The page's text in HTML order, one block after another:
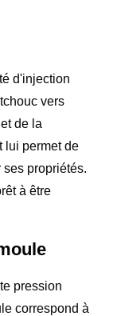
d'injection
vers
de la
lui permet de
propriétés.
à être
pression
correspond à